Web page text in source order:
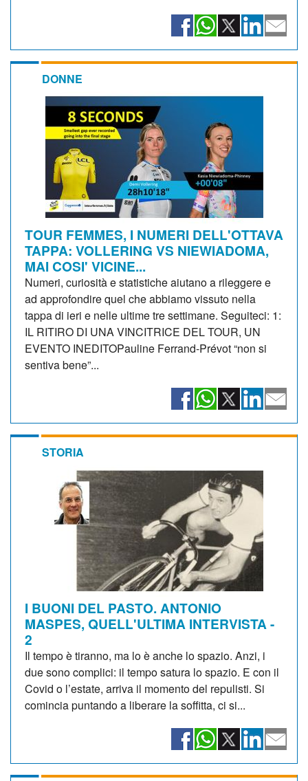
DONNE
TOUR FEMMES, I NUMERI DELL'OTTAVA
TAPPA: VOLLERING VS NIEWIADOMA,
MAI COSI' VICINE...
Numeri, curiosità e statistiche aiutano a rileggere e
ad approfondire quel che abbiamo vissuto nella
tappa di ieri e nelle ultime tre settimane. Seguiteci: 1:
IL RITIRO DI UNA VINCITRICE DEL TOUR, UN
EVENTO INEDITOPauline Ferrand-Prévot “non si
sentiva bene”...
STORIA
I BUONI DEL PASTO. ANTONIO
MASPES, QUELL'ULTIMA INTERVISTA -
2
Il tempo è tiranno, ma lo è anche lo spazio. Anzi, i
due sono complici: il tempo satura lo spazio. E con il
Covid o l’estate, arriva il momento del repulisti. Si
comincia puntando a liberare la soffitta, ci si...